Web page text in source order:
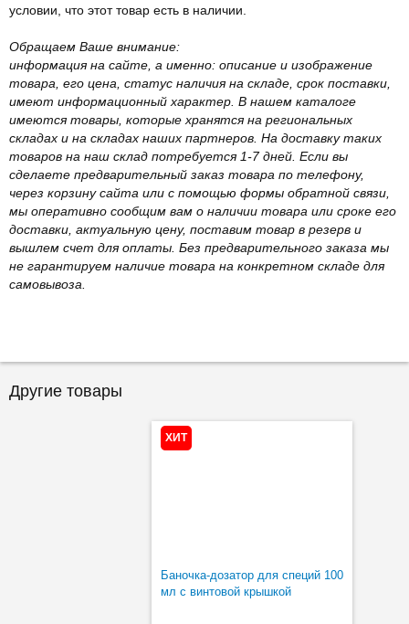
условии, что этот товар есть в наличии.
Обращаем Ваше внимание:
информация на сайте, а именно: описание и изображение
товара, его цена, статус наличия на складе, срок поставки,
имеют информационный характер. В нашем каталоге
имеются товары, которые хранятся на региональных
складах и на складах наших партнеров. На доставку таких
товаров на наш склад потребуется 1-7 дней. Если вы
сделаете предварительный заказ товара по телефону,
через корзину сайта или с помощью формы обратной связи,
мы оперативно сообщим вам о наличии товара или сроке его
доставки, актуальную цену, поставим товар в резерв и
вышлем счет для оплаты. Без предварительного заказа мы
не гарантируем наличие товара на конкретном складе для
самовывоза.
Другие товары
ХИТ
Баночка-дозатор для специй 100
мл с винтовой крышкой